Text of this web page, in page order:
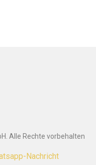
Alle Rechte vorbehalten
Nachricht